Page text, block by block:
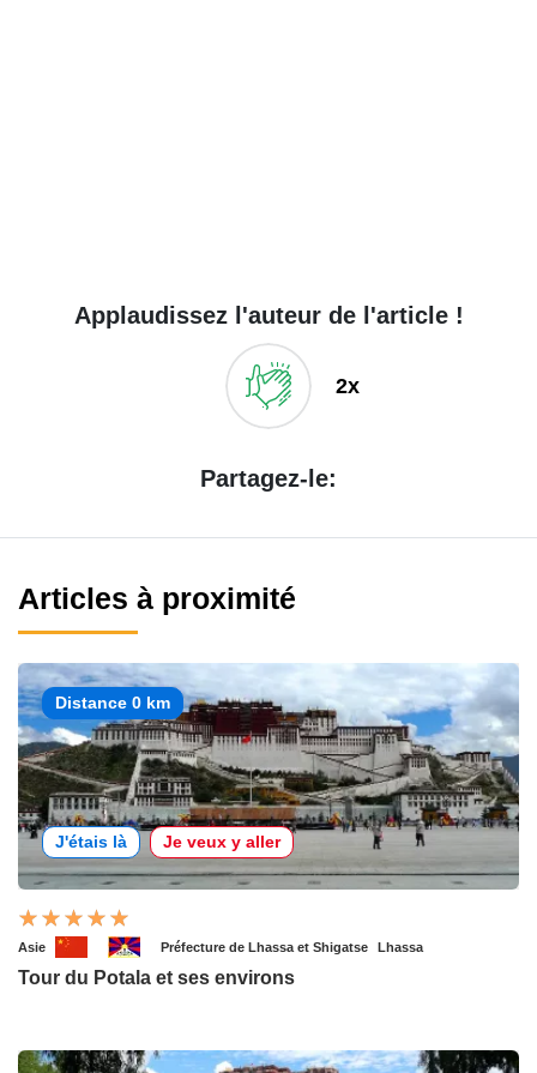
Applaudissez l'auteur de l'article !
2x
Partagez-le:
Articles à proximité
Distance 0 km
J'étais là Je veux y aller
Asie Préfecture de Lhassa et Shigatse Lhassa
Tour du Potala et ses environs